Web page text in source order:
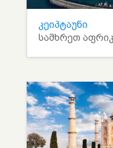
კეიპტაუნი
სამხრეთ